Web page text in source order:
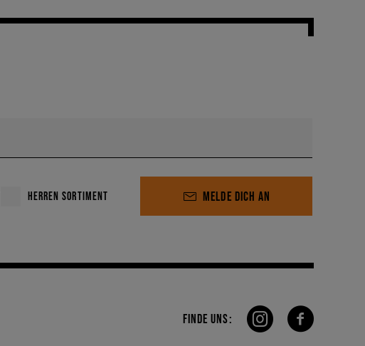
HERREN SORTIMENT MELDE DICH AN
FINDE UNS: